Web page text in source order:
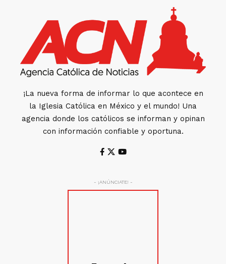
¡La nueva forma de informar lo que acontece en
la Iglesia Católica en México y el mundo! Una
agencia donde los católicos se informan y opinan
con información confiable y oportuna.
- ¡ANÚNCIATE! -